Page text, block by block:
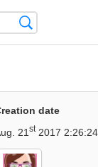
date
21 st2017